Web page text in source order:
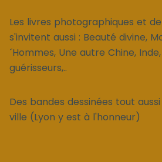
Les livres photographiques et
s'invitent aussi : Beauté divine,
´Hommes, Une autre Chine,
guérisseurs,..
Des bandes dessinées tout
ville (Lyon y est à l'honneur)